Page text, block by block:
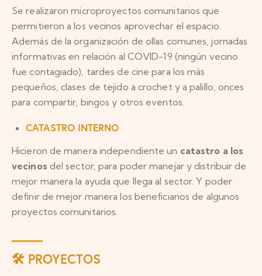
Se realizaron microproyectos comunitarios que
permitieron a los vecinos aprovechar el espacio.
Además de la organización de ollas comunes, jornadas
informativas en relación al COVID-19 (ningún vecino
fue contagiado), tardes de cine para los más
pequeños, clases de tejido a crochet y a palillo, onces
para compartir, bingos y otros eventos.
CATASTRO INTERNO
Hicieron de manera independiente un catastro a los
vecinos del sector, para poder manejar y distribuir de
mejor manera la ayuda que llega al sector. Y poder
definir de mejor manera los beneficiarios de algunos
proyectos comunitarios.
🛠️ PROYECTOS